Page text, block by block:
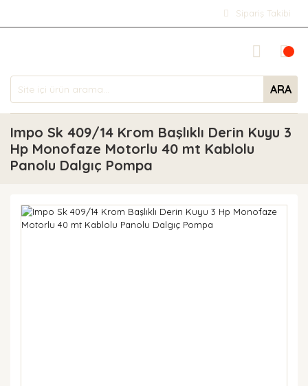
Sipariş Takibi
ARA
Impo Sk 409/14 Krom Başlıklı Derin Kuyu 3
Hp Monofaze Motorlu 40 mt Kablolu
Panolu Dalgıç Pompa